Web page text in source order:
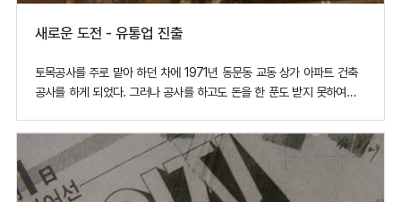
새로운 도전 - 유통업 진출
토목공사를 주로 맡아 하던 차에 1971년 동문동 교동 상가 아파트 건축
공사를 하게 되었다. 그러나 공사를 하고도 돈을 한 푼도 받지 못하여
진출하는 계기가 되었다. 울며 겨자 먹기로 떠맡은 일인데다가 당시의
대구 경제 규모로는 애초에 분양을 기대할 수 조차 없었다. 어쩔 수 없이
직